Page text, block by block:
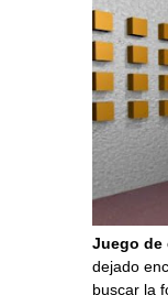
Juego de
dejado
buscar la